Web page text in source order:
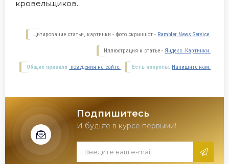
кровельщиков.
Цитирование статьи, картинки - фото скриншот - Rambler News Service.
Иллюстрация к статье - Яндекс. Картинки.
Есть вопросы. Напишите нам.
Общие правила поведения на сайте.
Подпишитесь
И будьте в курсе первыми!